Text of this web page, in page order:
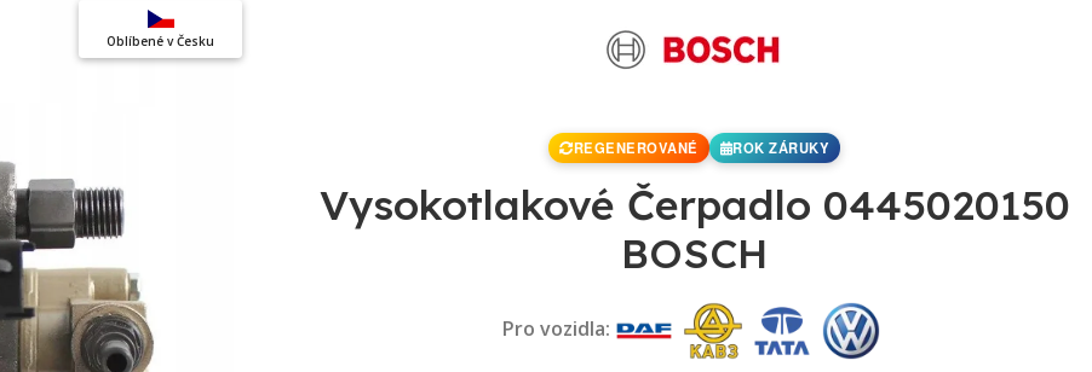
Oblíbené v Česku
REGENEROVANÉ ROK ZÁRUKY
Vysokotlakové Čerpadlo 0445020150
BOSCH
Pro vozidla: